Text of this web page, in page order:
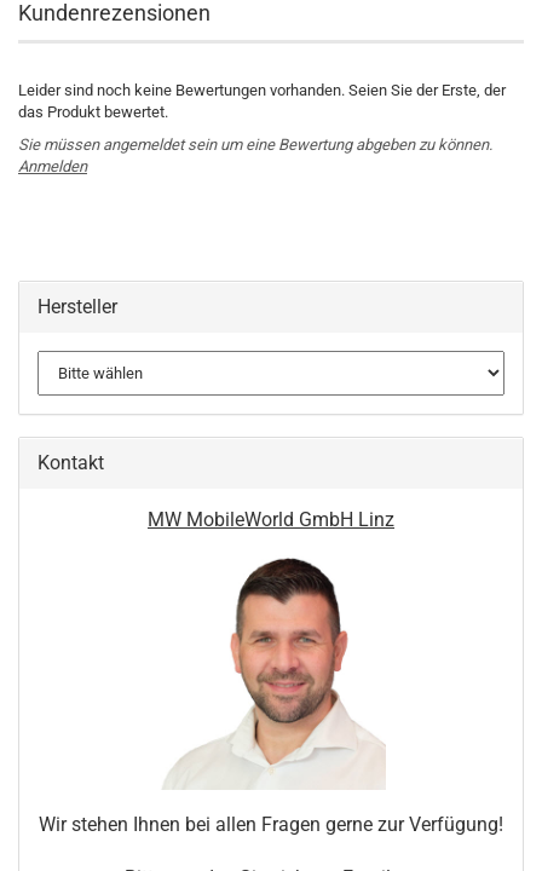
Kundenrezensionen
Leider sind noch keine Bewertungen vorhanden. Seien Sie der Erste, der
das Produkt bewertet.
Sie müssen angemeldet sein um eine Bewertung abgeben zu können.
Anmelden
Hersteller
Kontakt
MW MobileWorld GmbH Linz
Wir stehen Ihnen bei allen Fragen gerne zur Verfügung!